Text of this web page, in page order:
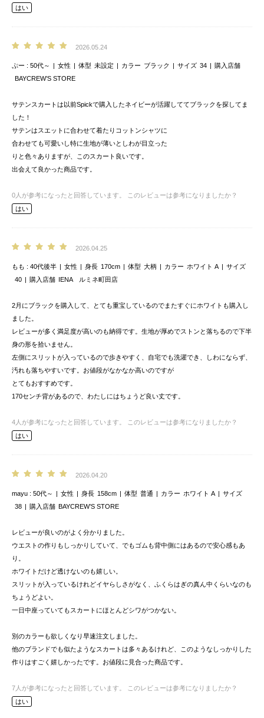
はい
2026.05.24
ぷー 50代～ 女性 体型 未設定 カラー ブラック サイズ 34
購入店舗
BAYCREW’S STORE
サテンスカートは以前Spickで購入したネイビーが活躍しててブラックを探してま
した！
サテンはスエットに合わせて着たりコットンシャツに
合わせても可愛いし特に生地が薄いとしわが目立った
りと色々ありますが、このスカート良いです。
出会えて良かった商品です。
0 人が参考になったと回答しています。
このレビューは参考になりましたか？
はい
2026.04.25
もも 40代後半 女性 身長 170cm 体型 大柄 カラー ホワイト A
サイズ
40
購入店舗 IENA ルミネ町田店
2月にブラックを購入して、とても重宝しているのでまたすぐにホワイトも購入し
ました。
レビューが多く満足度が高いのも納得です。生地が厚めでストンと落ちるので下半
身の形を拾いません。
左側にスリットが入っているので歩きやすく、自宅でも洗濯でき、しわにならず、
汚れも落ちやすいです。お値段がなかなか高いのですが
とてもおすすめです。
170センチ背があるので、わたしにはちょうど良い丈です。
4 人が参考になったと回答しています。
このレビューは参考になりましたか？
はい
2026.04.20
mayu 50代～ 女性 身長 158cm 体型 普通 カラー ホワイト A
サイズ
38
購入店舗 BAYCREW’S STORE
レビューが良いのがよく分かりました。
ウエストの作りもしっかりしていて、でもゴムも背中側にはあるので安心感もあ
り。
ホワイトだけど透けないのも嬉しい。
スリットが入っているけれどイヤらしさがなく、ふくらはぎの真ん中くらいなのも
ちょうどよい。
一日中座っていてもスカートにほとんどシワがつかない。
別のカラーも欲しくなり早速注文しました。
他のブランドでも似たようなスカートは多々あるけれど、このようなしっかりした
作りはすごく嬉しかったです。お値段に見合った商品です。
7 人が参考になったと回答しています。
このレビューは参考になりましたか？
はい